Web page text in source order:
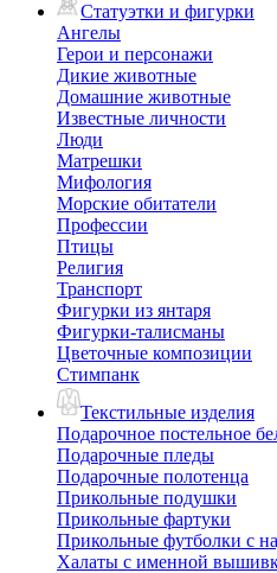
Статуэтки и фигурки
Ангелы
Герои и персонажи
Дикие животные
Домашние животные
Известные личности
Люди
Матрешки
Мифология
Морские обитатели
Профессии
Птицы
Религия
Транспорт
Фигурки из янтаря
Фигурки-талисманы
Цветочные композиции
Стимпанк
Текстильные изделия
Подарочное постельное
Подарочные пледы
Подарочные полотенца
Прикольные подушки
Прикольные фартуки
Прикольные футболки с
Халаты с именной